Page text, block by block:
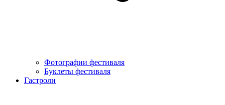
Фотографии фестиваля
Буклеты фестиваля
Гастроли